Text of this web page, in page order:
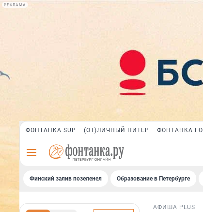
РЕКЛАМА
ФОНТАНКА SUP (ОТ)ЛИЧНЫЙ ПИТЕР ФОНТАНКА ГО
Финский залив позеленел Образование в Петербурге
АФИША PLUS